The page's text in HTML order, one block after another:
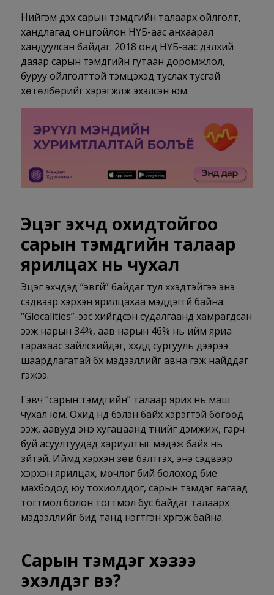
Нийгэм дэх сарын тэмдгийн талаарх ойлголт,
хандлагад онцгойлон НҮБ-аас анхаарал
хандуулсан байдаг. 2018 онд НҮБ-аас дэлхий
даяар сарын тэмдгийн гутаан доромжлол,
буруу ойлголттой тэмцэхэд туслах тусгай
хөтөлбөрийг хэрэгжүүлж эхэлсэн юм.
Эцэг эхчүүд охидтойгоо
сарын тэмдгийн талаар
ярилцах нь чухал
Эцэг эхчүүдэд “эвгүй” байдаг тул хүүхэдтэйгээ энэ
сэдвээр хэрхэн ярилцахаа мэддэггүй байна.
“Glocalities”-ээс хийгдсэн судалгаанд хамрагдсан
ээж нарын 34%, аав нарын 46% нь ийм яриа
гарахаас зайлсхийдэг, хүүхдүүд сургууль дээрээ
шаардлагатай бүх мэдээллийг авна гэж найддаг
гэжээ.
Гэвч “сарын тэмдгийн” талаар ярих нь маш
чухал юм. Охид үүнд бэлэн байх хэрэгтэй бөгөөд
ээж, аавууд энэ хугацаанд түүнийг дэмжиж, гарч
буй асуултуудад хариултыг мэдэж байх нь
зүйтэй. Иймд хэрхэн зөв бэлтгэх, энэ сэдвээр
хэрхэн ярилцах, мөчлөг бий болоход бие
махбодод юу тохиолддог, сарын тэмдэг яагаад
тогтмол болон тогтмол бус байдаг талаарх
мэдээллийг бид танд нэгтгэн хүргэж байна.
Сарын тэмдэг хэзээ
эхэлдэг вэ?